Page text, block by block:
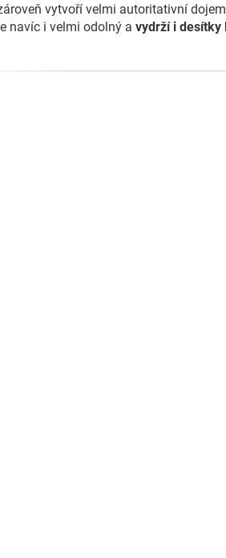
vytvoří velmi autoritativní
navíc i velmi odolný a vydrží i desítky